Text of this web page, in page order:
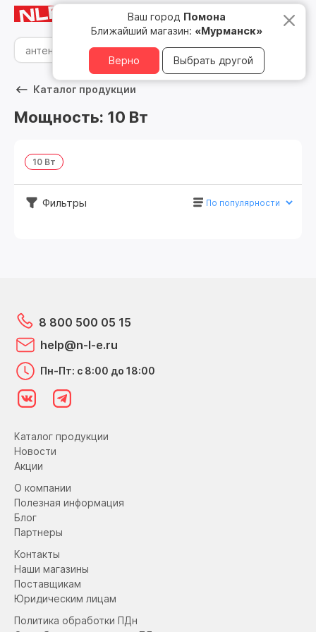
Мурманск
Ваш город Помона
Ближайший магазин: «Мурманск»
Верно Выбрать другой
8 800 500 05 15
Каталог продукции
Мощность: 10 Вт
10 Bт
Фильтры
Каталог продукции
Новости
Акции
О компании
Полезная информация
Блог
Партнеры
Контакты
Наши магазины
Поставщикам
Юридическим лицам
Политика обработки ПДн
8 800 500 05 15
help@n-l-e.ru
Пн-Пт: с 8:00 до 18:00